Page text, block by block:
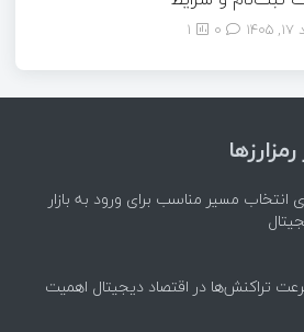
1
انتخاب مسیر مناسب برای ورود به بازار
تراکنش‌ها در اقتصاد دیجیتال اهمیت